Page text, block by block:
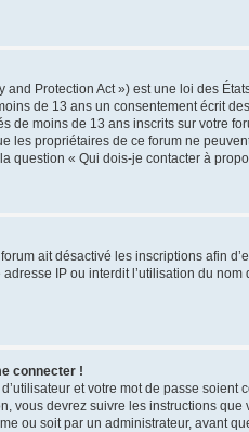
and Protection Act ») est une loi des
de 13 ans un consentement écrit
de moins de 13 ans inscrits sur votre
les propriétaires de ce forum ne
question « Qui dois-je contacter à
ait désactivé les inscriptions afin
IP ou interdit l’utilisation du
connecter !
et votre mot de passe
vous devrez suivre les instructions
ou soit par un administrateur, avant